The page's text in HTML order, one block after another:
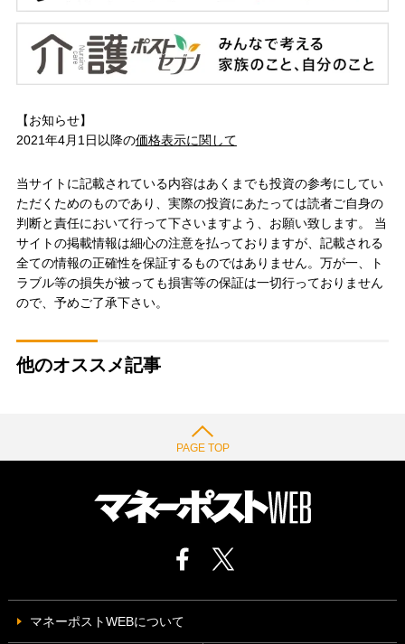
【お知らせ】
2021年4月1日以降の価格表示に関して
当サイトに記載されている内容はあくまでも投資の参考にしてい
ただくためのものであり、実際の投資にあたっては読者ご自身の
判断と責任において行って下さいますよう、お願い致します。 当
サイトの掲載情報は細心の注意を払っておりますが、記載される
全ての情報の正確性を保証するものではありません。万が一、ト
ラブル等の損失が被っても損害等の保証は一切行っておりません
ので、予めご了承下さい。
他のオススメ記事
PAGE TOP
マネーポストWEBについて